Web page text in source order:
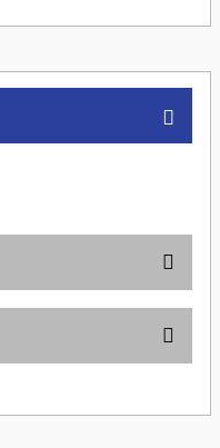
kullanarak tarafımıza